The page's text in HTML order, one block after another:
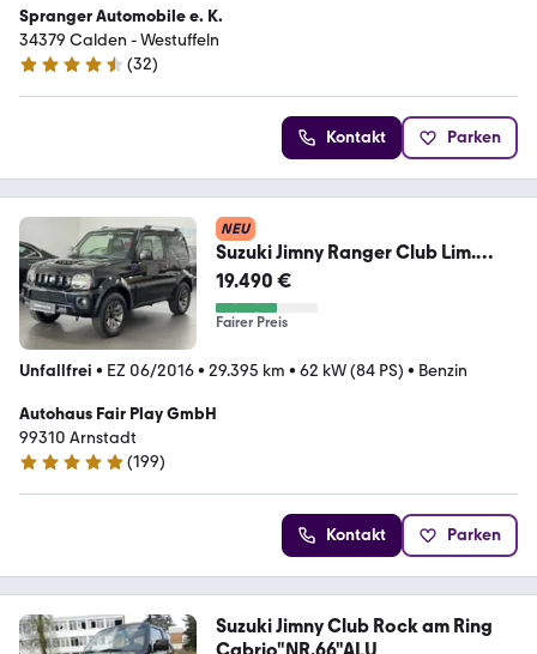
Spranger Automobile e. K.
34379 Calden - Westuffeln
4.6 Sterne
(32)
Kontakt Parken
NEU
Suzuki Jimny Ranger Club Lim.
1.HAND/U-FREI/TOPZUSTAND!
19.490 €
Fairer Preis
Unfallfrei • EZ 06/2016• 29.395 km • 62 kW (84 PS) • Benzin
Autohaus Fair Play GmbH
99310 Arnstadt
4.9 Sterne
(199)
Kontakt Parken
Suzuki Jimny Club Rock am Ring